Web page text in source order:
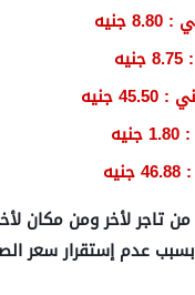
جنيه
من تاجر لأخر ومن مكان
عدم إستقرار سعر